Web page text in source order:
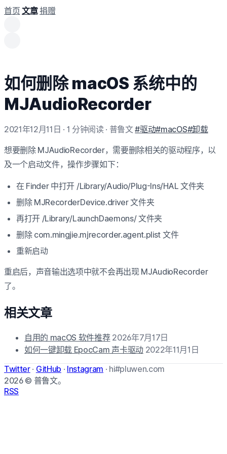
首页 文章捐赠
如何删除 macOS 系统中的
MJAudioRecorder
2021年12月11日 · 1 分钟阅读 · 普鲁文#驱动#macOS#卸载
想要删除 MJAudioRecorder，需要删除相关的驱动程序，以
及一个启动文件，操作步骤如下：
在 Finder 中打开 /Library/Audio/Plug-Ins/HAL 文件夹
删除 MJRecorderDevice.driver 文件夹
再打开 /Library/LaunchDaemons/ 文件夹
删除 com.mingjie.mjrecorder.agent.plist 文件
重新启动
重启后，声音输出选项中就不会再出现 MJAudioRecorder
了。
相关文章
自用的 macOS 软件推荐 2026年7月17日
如何一键卸载 EpocCam 声卡驱动 2022年11月1日
Twitter · GitHub · Instagram · hi#pluwen.com
2026© 普鲁文。
RSS